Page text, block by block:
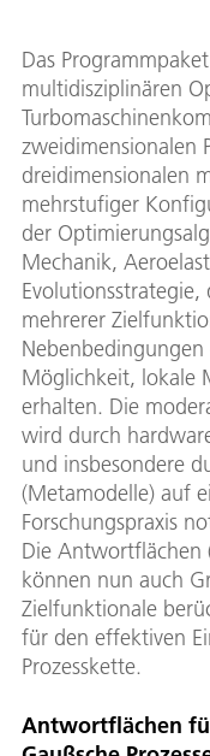
Das
multidisziplinären
zweidimensionalen
dreidimensionalen
mehrstufiger
der
Mechanik,
Evolutionsstrategie,
mehrerer
Möglichkeit, lokale
erhalten. Die
wird durch
und insbesondere
(Metamodelle) auf
Forschungspraxis
Die Antwortflächen
können nun auch
Zielfunktionale
für den effektiven
Prozesskette.
Antwortflächen